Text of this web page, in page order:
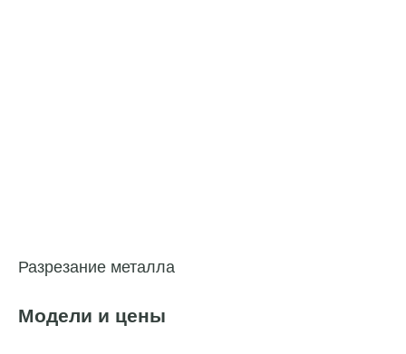
Разрезание металла
Модели и цены